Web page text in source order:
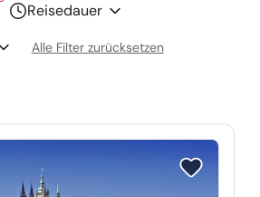
Reisedauer
Alle Filter zurücksetzen
Reise auf